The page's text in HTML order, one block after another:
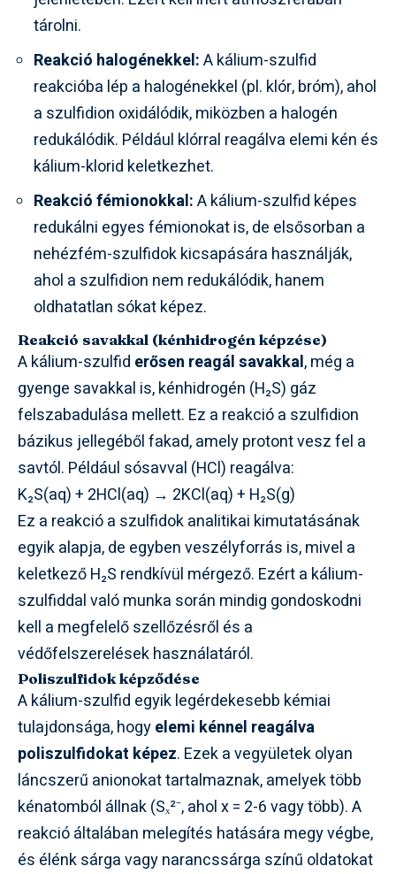
tárolni.
Reakció halogénekkel:A kálium-szulfid
reakcióba lép a halogénekkel (pl. klór, bróm), ahol
a szulfidion oxidálódik, miközben a halogén
redukálódik. Például klórral reagálva elemi kén és
kálium-klorid keletkezhet.
Reakció fémionokkal:A kálium-szulfid képes
redukálni egyes fémionokat is, de elsősorban a
nehézfém-szulfidok kicsapására használják,
ahol a szulfidion nem redukálódik, hanem
oldhatatlan sókat képez.
Reakció savakkal (kénhidrogén képzése)
A kálium-szulfid erősen reagál savakkal, még a
gyenge savakkal is, kénhidrogén (H₂S) gáz
felszabadulása mellett. Ez a reakció a szulfidion
bázikus jellegéből fakad, amely protont vesz fel a
savtól. Például sósavval (HCl) reagálva:
K₂S(aq) + 2HCl(aq) → 2KCl(aq) + H₂S(g)
Ez a reakció a szulfidok analitikai kimutatásának
egyik alapja, de egyben veszélyforrás is, mivel a
keletkező H₂S rendkívül mérgező. Ezért a kálium-
szulfiddal való munka során mindig gondoskodni
kell a megfelelő szellőzésről és a
védőfelszerelések használatáról.
Poliszulfidok képződése
A kálium-szulfid egyik legérdekesebb kémiai
tulajdonsága, hogyelemi kénnel reagálva
poliszulfidokat képez. Ezek a vegyületek olyan
láncszerű anionokat tartalmaznak, amelyek több
kénatomból állnak (Sₓ²⁻, ahol x = 2-6 vagy több). A
reakció általában melegítés hatására megy végbe,
és élénk sárga vagy narancssárga színű oldatokat